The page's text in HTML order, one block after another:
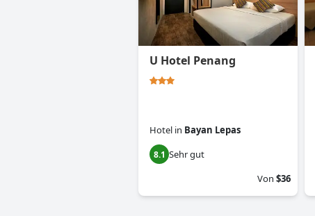
U Hotel Penang
Hotel in Bayan Lepas
8.1 Sehr gut
Von $36